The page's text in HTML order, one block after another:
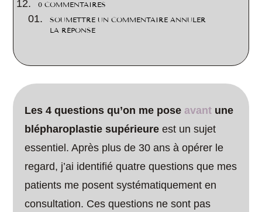
0 COMMENTAIRES
SOUMETTRE UN COMMENTAIRE ANNULER
LA RÉPONSE
Les 4 questions qu’on me poseavant une
blépharoplastie supérieure est un sujet
essentiel. Après plus de 30 ans à opérer le
regard, j’ai identifié quatre questions que mes
patients me posent systématiquement en
consultation. Ces questions ne sont pas